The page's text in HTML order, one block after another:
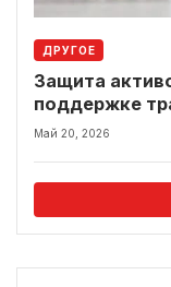
ДРУГОЕ
Защита
поддержке
современном
Май 20, 2026